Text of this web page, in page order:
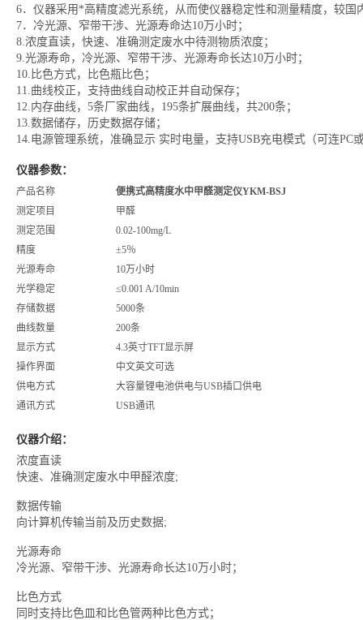
6．仪器采用*高精度滤光系统，从而使仪器稳定性和测量精度，较国
7．冷光源、窄带干涉、光源寿命达10万小时；
8.浓度直读，快速、准确测定废水中待测物质浓度；
9.光源寿命，冷光源、窄带干涉、光源寿命长达10万小时；
10.比色方式，比色瓶比色；
11.曲线校正，支持曲线自动校正并自动保存；
12.内存曲线，5条厂家曲线，195条扩展曲线，共200条；
13.数据储存，历史数据存储；
14.电源管理系统，准确显示 实时电量，支持USB充电模式（可连PC
仪器参数：
产品名称
便携式高精度水中甲醛测定仪YKM-BSJ
测定项目
甲醛
测定范围
0.02-100mg/L
精度
±5％
光源寿命
10万小时
光学稳定
≤0.001 A/10min
存储数据
5000条
曲线数量
200条
显示方式
4.3英寸TFT显示屏
操作界面
中文英文可选
供电方式
大容量锂电池供电与USB插口供电
通讯方式
USB通讯
仪器介绍：
浓度直读
快速、准确测定废水中甲醛浓度;
数据传输
向计算机传输当前及历史数据;
光源寿命
冷光源、窄带干涉、光源寿命长达10万小时；
比色方式
同时支持比色皿和比色管两种比色方式；